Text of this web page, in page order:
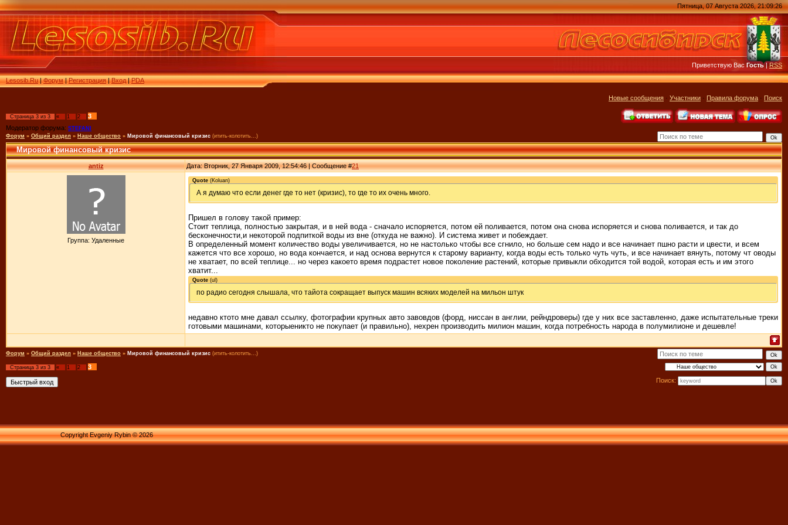
Lesosib.Ru|Форум|Регистрация|Вход|PDA
Пятница, 07 Августа 2026, 21:09:26
Приветствую ВасГость|RSS
Новые сообщения · Участники · Правила форума · Поиск
Страница 3 из 3 « 1 2
3
Модератор форума: STEFANI
Форум » Общий раздел » Наше общество » Мировой финансовый кризис (итить-колотить...)
Мировой финансовый кризис
antiz Дата: Вторник, 27 Января 2009, 12:54:46 | Сообщение #21
Группа: Удаленные
Quote (Koluan)
А я думаю что если денег где то нет (кризис), то где то их очень много.
Пришел в голову такой пример:
Стоит теплица, полностью закрытая, и в ней вода - сначало испоряется, потом ей поливается, потом она снова испоряется и снова поливается, и так до
бесконечности,и некоторой подпиткой воды из вне (откуда не важно). И система живет и побеждает.
В определенный момент количество воды увеличивается, но не настолько чтобы все сгнило, но больше сем надо и все начинает пшно расти и цвести, и всем
кажется что все хорошо, но вода кончается, и над основа вернутся к старому варианту, когда воды есть только чуть чуть, и все начинает вянуть, потому чт оводы
не хватает, по всей теплице... но через какоето время подрастет новое поколение растений, которые привыкли обходится той водой, которая есть и им этого
хватит...
Quote (ul )
по радио сегодня слышала, что тайота сокращает выпуск машин всяких моделей на мильон штук
недавно ктото мне давал ссылку, фотографии крупных авто завовдов (форд, ниссан в англии, рейндроверы) где у них все заставленно, даже испытательные треки
готовыми машинами, которыеникто не покупает (и правильно), нехрен производить милион машин, когда потребность народа в полумилионе и дешевле!
Форум » Общий раздел » Наше общество » Мировой финансовый кризис (итить-колотить...)
Страница 3 из 3 « 1 2
3
Поиск:
Copyright Evgeniy Rybin © 2026